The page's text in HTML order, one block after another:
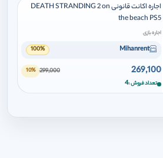
اجاره اکانت قانونی DEATH STRANDING 2 on
the beach PS5
اجاره بازی
Mihanrent
100%
269,100
299,000
10%
تعداد فروش 4